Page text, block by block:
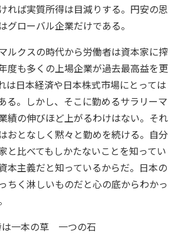
れば実質所得は目減りする。円安の恩
グローバル企業だけである。
ルクスの時代から労働者は資本家に搾
度も多くの上場企業が過去最高益を更
は日本経済や日本株式市場にとっては
る。しかし、そこに勤めるサラリーマ
績の伸びほど上がるわけはない。それ
おとなしく黙々と勤めを続ける。自分
と比べてもしかたないことを知ってい
本主義だと知っているからだ。日本の
ちく淋しいものだと心の底からわかっ
は一本の草 一つの石